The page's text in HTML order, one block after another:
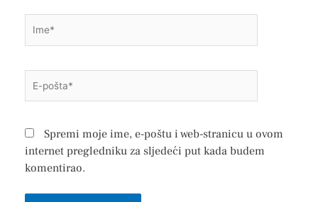
pošta*
Spremi moje ime, e-poštu i web-stranicu u ovom
internet pregledniku za sljedeći put kada budem
komentirao.